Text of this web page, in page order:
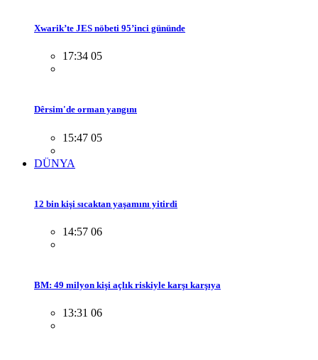
Xwarik’te JES nöbeti 95’inci gününde
17:34 05
Dêrsim'de orman yangını
15:47 05
DÜNYA
12 bin kişi sıcaktan yaşamını yitirdi
14:57 06
BM: 49 milyon kişi açlık riskiyle karşı karşıya
13:31 06